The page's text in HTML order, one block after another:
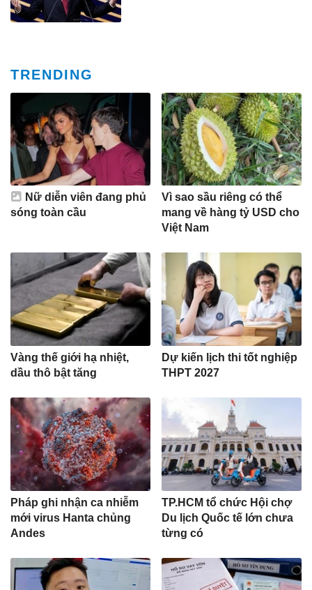
TRENDING
Nữ diễn viên đang phủ
sóng toàn cầu
Vì sao sầu riêng có thể
mang về hàng tỷ USD cho
Việt Nam
Vàng thế giới hạ nhiệt,
dầu thô bật tăng
Dự kiến lịch thi tốt nghiệp
THPT 2027
Pháp ghi nhận ca nhiễm
mới virus Hanta chủng
Andes
TP.HCM tổ chức Hội chợ
Du lịch Quốc tế lớn chưa
từng có